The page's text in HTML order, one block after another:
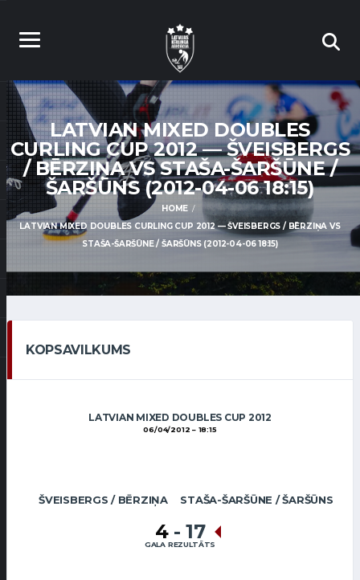
LATVIAN MIXED DOUBLES
CURLING CUP 2012 — ŠVEISBERGS
/ BĒRZIŅA VS STAŠA-ŠARŠŪNE /
ŠARŠŪNS (2012-04-06 18:15)
HOME
LATVIAN MIXED DOUBLES CURLING CUP 2012 — ŠVEISBERGS / BĒRZIŅA VS
STAŠA-ŠARŠŪNE / ŠARŠŪNS (2012-04-06 18:15)
KOPSAVILKUMS
LATVIAN MIXED DOUBLES CUP 2012
06/04/2012 18:15
ŠVEISBERGS / BĒRZIŅA STAŠA-ŠARŠŪNE / ŠARŠŪNS
4 - 17
GALA REZULTĀTS